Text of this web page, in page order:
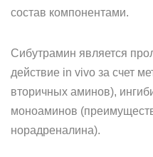
состав компонентами.
Сибутрамин является
действие in vivo за счет
вторичных аминов),
моноаминов
норадреналина).